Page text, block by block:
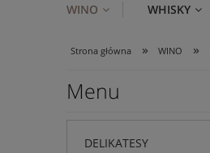
WINO WHISKY
Strona główna » WINO »
Menu
DELIKATESY